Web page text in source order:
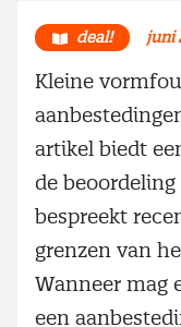
deal! juni
Kleine
artikel biedt
de
bespreekt
grenzen van
Wanneer mag
een